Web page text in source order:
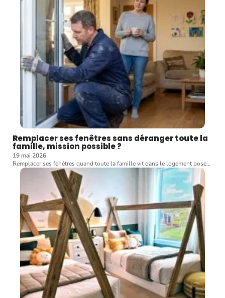
Remplacer ses fenêtres sans déranger toute la
famille, mission possible ?
19 mai 2026
Remplacer ses fenêtres quand toute la famille vit dans le logement pose…